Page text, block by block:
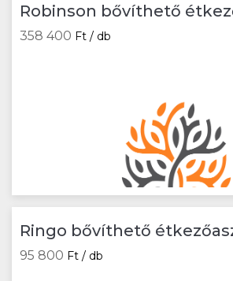
Robinson bővíthető
bézs márvány / kapucsínó
358 400 Ft / db
Ringo bővíthető
95 800 Ft / db